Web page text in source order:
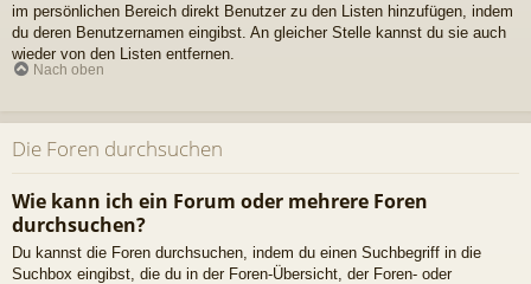
im persönlichen Bereich direkt Benutzer zu den Listen hinzufügen, indem
du deren Benutzernamen eingibst. An gleicher Stelle kannst du sie auch
wieder von den Listen entfernen.
Nach oben
Die Foren durchsuchen
Wie kann ich ein Forum oder mehrere Foren
durchsuchen?
Du kannst die Foren durchsuchen, indem du einen Suchbegriff in die
Suchbox eingibst, die du in der Foren-Übersicht, der Foren- oder